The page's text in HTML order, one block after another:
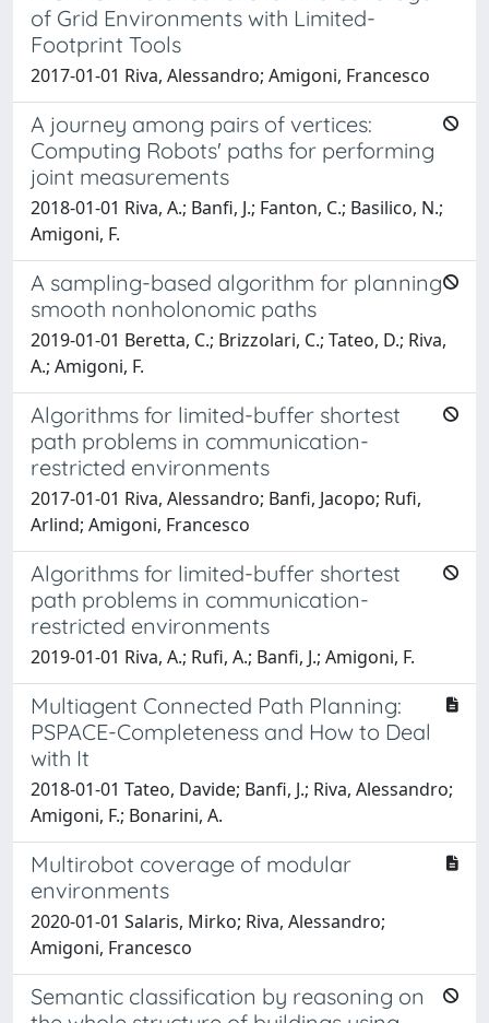
of Grid Environments with Limited-
Footprint Tools
2017-01-01 Riva, Alessandro; Amigoni, Francesco
A journey among pairs of vertices:
Computing Robots' paths for performing
joint measurements
2018-01-01 Riva, A.; Banfi, J.; Fanton, C.; Basilico, N.;
Amigoni, F.
A sampling-based algorithm for planning
smooth nonholonomic paths
2019-01-01 Beretta, C.; Brizzolari, C.; Tateo, D.; Riva,
A.; Amigoni, F.
Algorithms for limited-buffer shortest
path problems in communication-
restricted environments
2017-01-01 Riva, Alessandro; Banfi, Jacopo; Rufi,
Arlind; Amigoni, Francesco
Algorithms for limited-buffer shortest
path problems in communication-
restricted environments
2019-01-01 Riva, A.; Rufi, A.; Banfi, J.; Amigoni, F.
Multiagent Connected Path Planning:
PSPACE-Completeness and How to Deal
with It
2018-01-01 Tateo, Davide; Banfi, J.; Riva, Alessandro;
Amigoni, F.; Bonarini, A.
Multirobot coverage of modular
environments
2020-01-01 Salaris, Mirko; Riva, Alessandro;
Amigoni, Francesco
Semantic classification by reasoning on